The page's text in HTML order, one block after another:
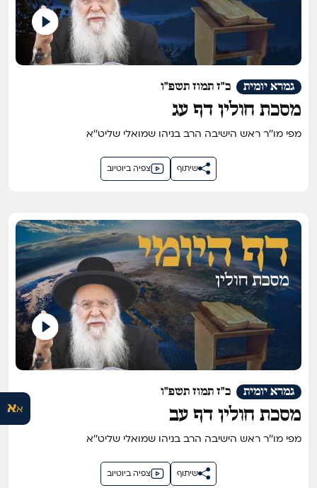
אא
כ"ז תמוז תשפ"ו גמרא יומית
מסכת חולין דף עג
מפי מו''ר ראש הישיבה הרב בניהו שמואלי שליט''א
צפיה ביוטיוב שיתוף
כ"ז תמוז תשפ"ו גמרא יומית
מסכת חולין דף עב
מפי מו''ר ראש הישיבה הרב בניהו שמואלי שליט''א
צפיה ביוטיוב שיתוף